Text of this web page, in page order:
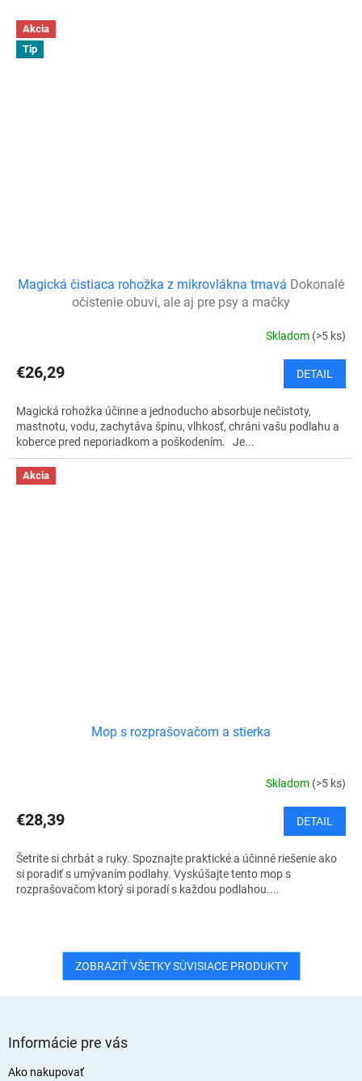
Akcia
Tip
Magická čistiaca rohožka z mikrovlákna tmavá Dokonalé
očistenie obuvi, ale aj pre psy a mačky
Skladom (>5 ks)
€26,29 DETAIL
Magická rohožka účinne a jednoducho absorbuje nečistoty,
mastnotu, vodu, zachytáva špinu, vlhkosť, chráni vašu podlahu a
koberce pred neporiadkom a poškodením. Je...
Akcia
Mop s rozprašovačom a stierka
Skladom (>5 ks)
€28,39 DETAIL
Šetrite si chrbát a ruky. Spoznajte praktické a účinné riešenie ako
si poradiť s umývaním podlahy. Vyskúšajte tento mop s
rozprašovačom ktorý si poradí s každou podlahou....
ZOBRAZIŤ VŠETKY SÚVISIACE PRODUKTY
Informácie pre vás
Ako nakupovať